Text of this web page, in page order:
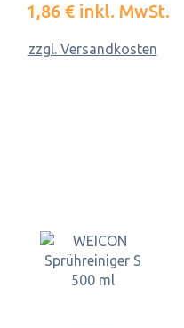
1,86 € inkl. MwSt.
zzgl. Versandkosten